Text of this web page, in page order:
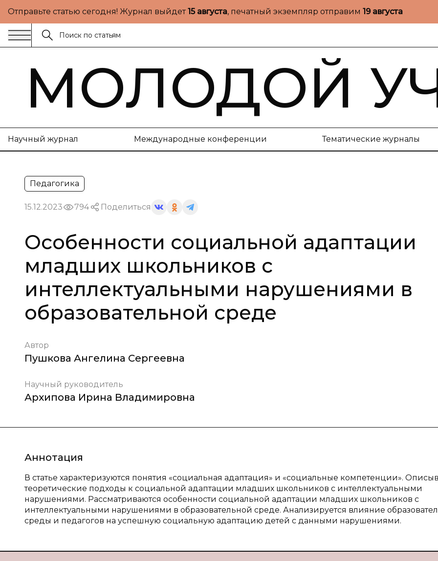
Отправьте статью сегодня! Журнал выйдет15 августа, печатный экземпляр отправим 19 августа
МОЛОДОЙ
Научный журнал Международные конференции Тематические журналы
Педагогика
15.12.2023 794 Поделиться
Особенности социальной адаптации
младших школьников с
интеллектуальными нарушениями в
образовательной среде
Автор
Пушкова Ангелина Сергеевна
Научный руководитель
Архипова Ирина Владимировна
Аннотация
В статье характеризуются понятия «социальная адаптация» и «социальные компетенции».
теоретические подходы к социальной адаптации младших школьников с интеллектуальными
нарушениями. Рассматриваются особенности социальной адаптации младших школьников с
интеллектуальными нарушениями в образовательной среде. Анализируется влияние
среды и педагогов на успешную социальную адаптацию детей с данными нарушениями.